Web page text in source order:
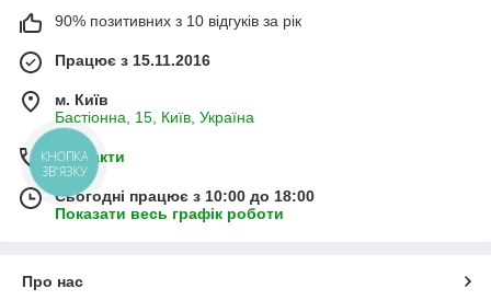
90% позитивних з 10 відгуків за рік
Працює з 15.11.2016
м. Київ
Бастіонна, 15, Київ, Україна
Контакти
Сьогодні працює з 10:00 до 18:00
Показати весь графік роботи
Про нас
КНОПКА
ЗВ'ЯЗКУ